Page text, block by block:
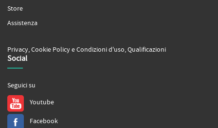
Store
Assistenza
Privacy,Cookie PolicyeCondizioni d'uso,Qualificazioni
Social
Seguici su
Youtube
Facebook